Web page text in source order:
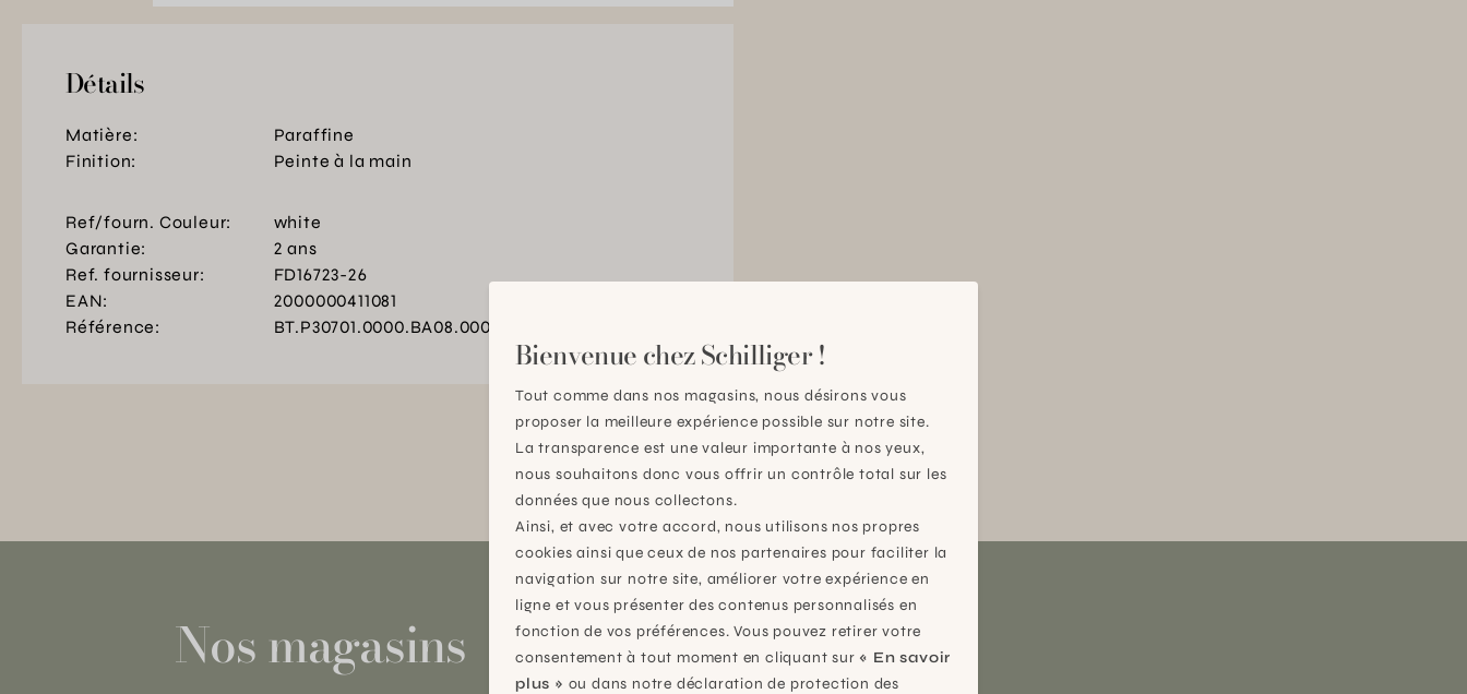
Détails
Matière:
Paraffine
Finition:
Peinte à la main
Ref/fourn. Couleur:
white
Garantie:
2 ans
Ref. fournisseur:
FD16723-26
EAN:
2000000411081
Référence:
BT.P30701.0000.BA08.0000
Nos magasins
Bienvenue chez Schilliger !
Tout comme dans nos magasins, nous désirons vous
proposer la meilleure expérience possible sur notre site.
La transparence est une valeur importante à nos yeux,
nous souhaitons donc vous offrir un contrôle total sur les
données que nous collectons.
Ainsi, et avec votre accord, nous utilisons nos propres
cookies ainsi que ceux de nos partenaires pour faciliter la
navigation sur notre site, améliorer votre expérience en
ligne et vous présenter des contenus personnalisés en
fonction de vos préférences. Vous pouvez retirer votre
consentement à tout moment en cliquant sur « En savoir
plus » ou dans notre déclaration de protection des